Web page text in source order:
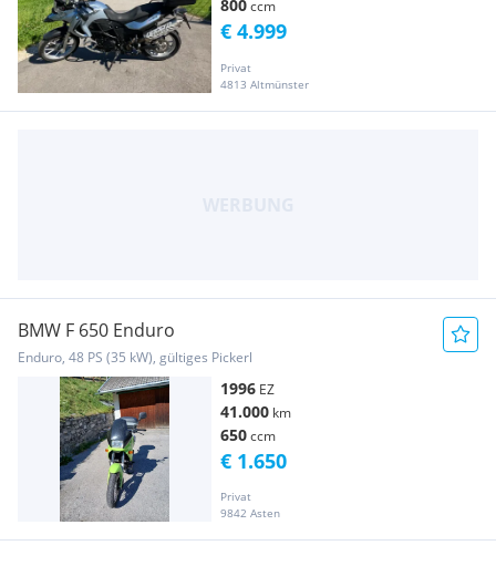
800ccm
Privat
4813 Altmünster
€ 4.999
BMW F 650 Enduro
Enduro, 48 PS (35 kW), gültiges Pickerl
1996 EZ
41.000 km
650ccm
Privat
9842 Asten
€ 1.650